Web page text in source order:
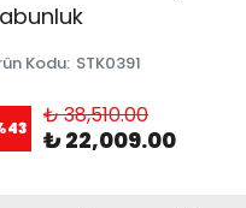
Kodu: STK0391
43 ₺ 38,510.00
₺ 22,009.00